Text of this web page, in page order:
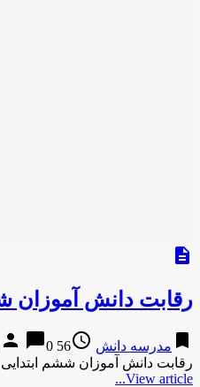
description
رقابت دانش آموزان
bookmark مدرسه دانش access_time
56 years ago
person chat_bubble0
رقابت دانش آموزان ششم
View article...